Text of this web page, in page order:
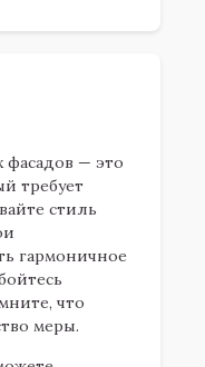
фасадов — это
требует
стиль
гармоничное
что
меры.